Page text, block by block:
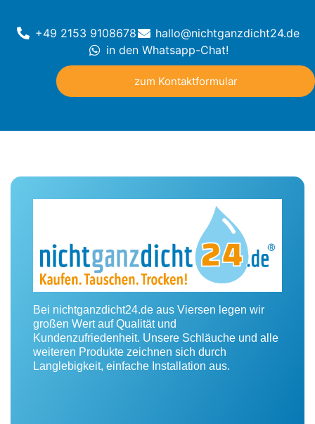
+49 2153 9108678
hallo@nichtganzdicht24.de
in den Whatsapp-Chat!
zum Kontaktformular
Bei nichtganzdicht24.de aus Viersen legen wir
großen Wert auf Qualität und
Kundenzufriedenheit. Unsere Schläuche und alle
weiteren Produkte zeichnen sich durch
Langlebigkeit, einfache Installation aus.